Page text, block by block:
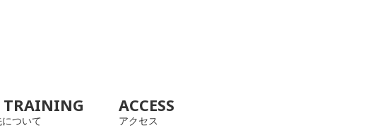
TRAINING
ついて
ACCESS
アクセス